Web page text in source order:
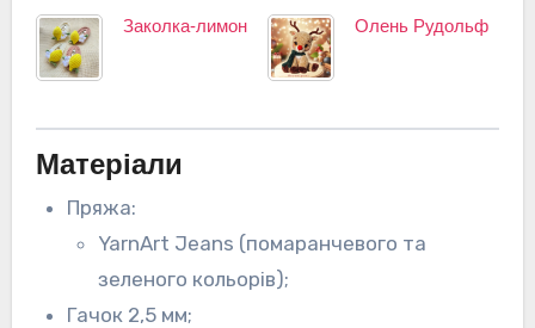
Заколка-лимон Олень Рудольф
Матеріали
Пряжа:
YarnArt Jeans (помаранчевого та
зеленого кольорів);
Гачок 2,5 мм;